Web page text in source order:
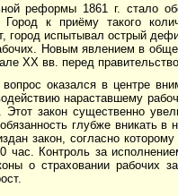
реформы 1861 г. стало
к приёму такого
город испытывал острый
Новым явлением в
ХХ вв. перед
оказался в центре
нараставшему
Этот закон существенно
глубже вникать
закон, согласно
Контроль за
о страховании рабочих